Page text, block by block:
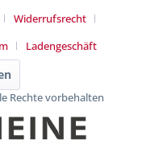
Widerrufsrecht
Ladengeschäft
Rechte vorbehalten